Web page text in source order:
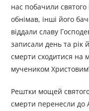
нас побачили святого
обнімав, інші його
віддали славу
записали день та рік
смерти сходитися на
мучеником
Рештки мощей святого
смерти перенесли до